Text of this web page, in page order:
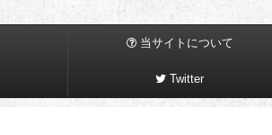
当サイトについて
Twitter